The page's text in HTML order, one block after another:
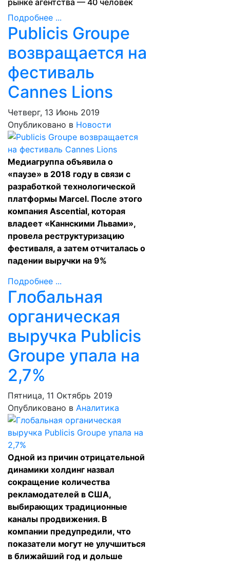
рынке агентства — 40 человек
Подробнее ...
Publicis Groupe
возвращается на
фестиваль
Cannes Lions
Четверг, 13 Июнь 2019
Опубликовано в Новости
Медиагруппа объявила о
«паузе» в 2018 году в связи с
разработкой технологической
платформы Marcel. После этого
компания Ascential, которая
владеет «Каннскими Львами»,
провела реструктуризацию
фестиваля, а затем отчиталась о
падении выручки на 9%
Подробнее ...
Глобальная
органическая
выручка Publicis
Groupe упала на
2,7%
Пятница, 11 Октябрь 2019
Опубликовано в Аналитика
Одной из причин отрицательной
динамики холдинг назвал
сокращение количества
рекламодателей в США,
выбирающих традиционные
каналы продвижения. В
компании предупредили, что
показатели могут не улучшиться
в ближайший год и дольше